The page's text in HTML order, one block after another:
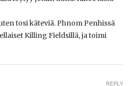
tosi käteviä. Phnom Penhissä
Killing Fieldsillä, ja toimi
REPLY